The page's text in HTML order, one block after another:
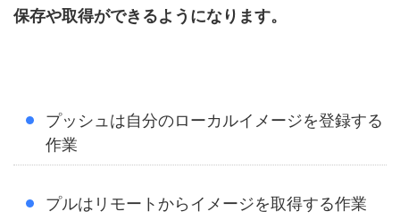
保存や取得ができるようになります。
プッシュは自分のローカルイメージを登録する
作業
プルはリモートからイメージを取得する作業